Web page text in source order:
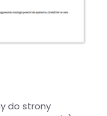
do strony